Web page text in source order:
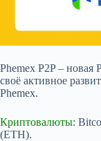
Phemex P2P – новая
своё активное
Phemex.
Криптовалюты:
(ETH).